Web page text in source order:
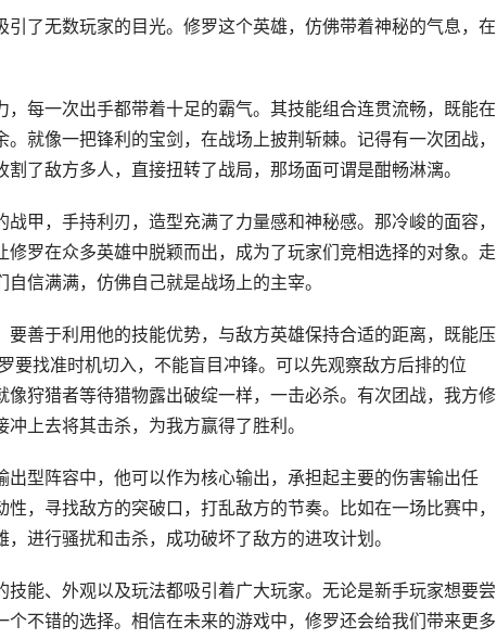
了无数玩家的目光。修罗这个英雄，仿佛带着神秘的气息，在
每一次出手都带着十足的霸气。其技能组合连贯流畅，既能在
就像一把锋利的宝剑，在战场上披荆斩棘。记得有一次团战，
了敌方多人，直接扭转了战局，那场面可谓是酣畅淋漓。
甲，手持利刃，造型充满了力量感和神秘感。那冷峻的面容，
罗在众多英雄中脱颖而出，成为了玩家们竞相选择的对象。走
信满满，仿佛自己就是战场上的主宰。
善于利用他的技能优势，与敌方英雄保持合适的距离，既能压
要找准时机切入，不能盲目冲锋。可以先观察敌方后排的位
狩猎者等待猎物露出破绽一样，一击必杀。有次团战，我方修
上去将其击杀，为我方赢得了胜利。
型阵容中，他可以作为核心输出，承担起主要的伤害输出任
，寻找敌方的突破口，打乱敌方的节奏。比如在一场比赛中，
进行骚扰和击杀，成功破坏了敌方的进攻计划。
能、外观以及玩法都吸引着广大玩家。无论是新手玩家想要尝
不错的选择。相信在未来的游戏中，修罗还会给我们带来更多